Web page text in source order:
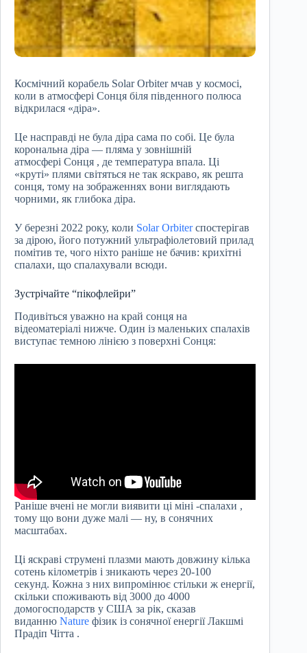
Космічний корабель Solar Orbiter мчав у космосі,
коли в атмосфері Сонця біля південного полюса
відкрилася «діра».
Це насправді не була діра сама по собі. Це була
корональна діра — пляма у зовнішній
атмосфері Сонця , де температура впала. Ці
«круті» плями світяться не так яскраво, як решта
сонця, тому на зображеннях вони виглядають
чорними, як глибока діра.
У березні 2022 року, коли Solar Orbiterспостерігав
за дірою, його потужний ультрафіолетовий прилад
помітив те, чого ніхто раніше не бачив: крихітні
спалахи, що спалахували всюди.
Зустрічайте “пікофлейри”
Подивіться уважно на край сонця на
відеоматеріалі нижче. Один із маленьких спалахів
виступає темною лінією з поверхні Сонця:
Раніше вчені не могли виявити ці міні -спалахи ,
тому що вони дуже малі — ну, в сонячних
масштабах.
Ці яскраві струмені плазми мають довжину кілька
сотень кілометрів і зникають через 20-100
секунд. Кожна з них випромінює стільки ж енергії,
скільки споживають від 3000 до 4000
домогосподарств у США за рік, сказав
виданню Nature фізик із сонячної енергії Лакшмі
Прадіп Чітта .